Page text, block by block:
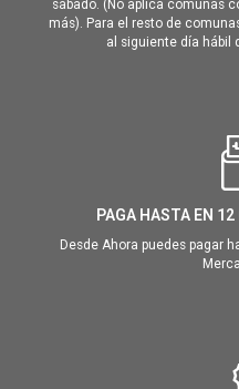
sábado. (No aplica comunas
más). Para el resto de
al siguiente día hábil
PAGA HASTA EN
Desde Ahora puedes pagar